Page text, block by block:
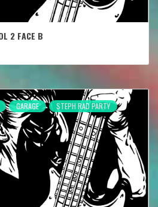
2 FACE B
GARAGE STEPH RAD PARTY